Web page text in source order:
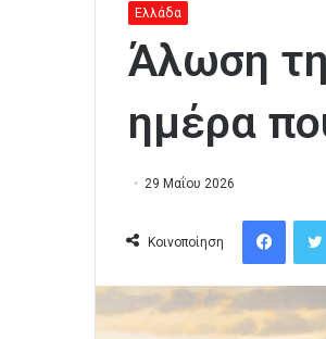
Ελλάδα
Άλωση
ημέρα
29 Μαΐου 2026
Κοινοποίηση